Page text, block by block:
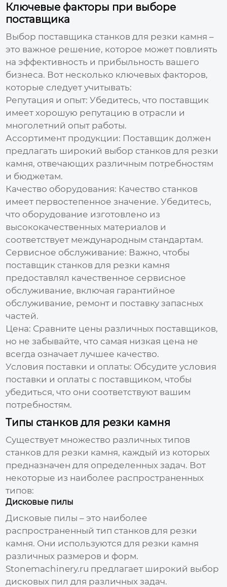
Ключевые факторы при выборе
поставщика
Выбор поставщика станков для резки камня –
это важное решение, которое может повлиять
на эффективность и прибыльность вашего
бизнеса. Вот несколько ключевых факторов,
которые следует учитывать:
Репутация и опыт: Убедитесь, что поставщик
имеет хорошую репутацию в отрасли и
многолетний опыт работы.
Ассортимент продукции: Поставщик должен
предлагать широкий выбор станков для резки
камня, отвечающих различным потребностям
и бюджетам.
Качество оборудования: Качество станков
имеет первостепенное значение. Убедитесь,
что оборудование изготовлено из
высококачественных материалов и
соответствует международным стандартам.
Сервисное обслуживание: Важно, чтобы
поставщик станков для резки камня
предоставлял качественное сервисное
обслуживание, включая гарантийное
обслуживание, ремонт и поставку запасных
частей.
Цена: Сравните цены различных поставщиков,
но не забывайте, что самая низкая цена не
всегда означает лучшее качество.
Условия поставки и оплаты: Обсудите условия
поставки и оплаты с поставщиком, чтобы
убедиться, что они соответствуют вашим
потребностям.
Типы станков для резки камня
Существует множество различных типов
станков для резки камня, каждый из которых
предназначен для определенных задач. Вот
некоторые из наиболее распространенных
типов:
Дисковые пилы
Дисковые пилы – это наиболее
распространенный тип станков для резки
камня. Они используются для резки камня
различных размеров и форм.
Stonemachinery.ru предлагает широкий выбор
дисковых пил для различных задач.